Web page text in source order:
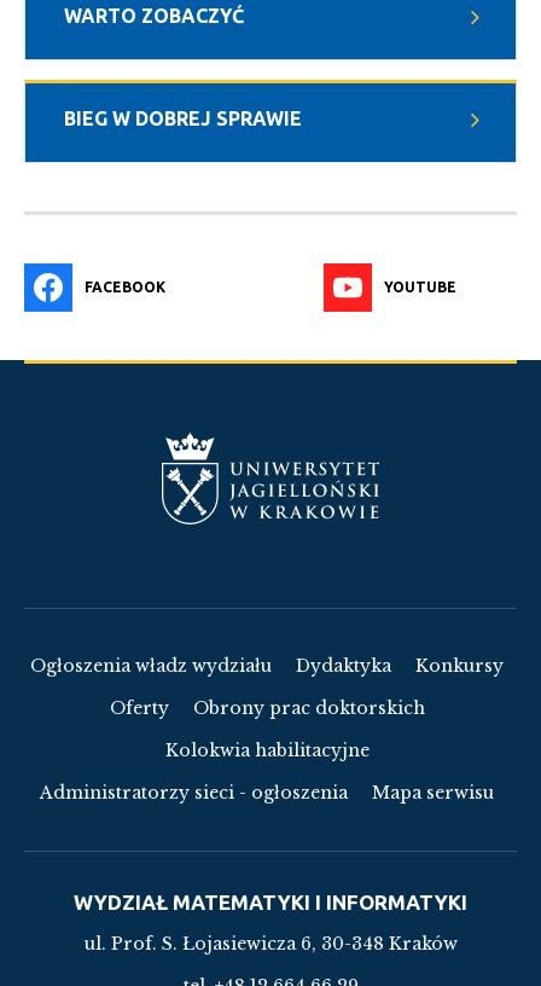
WARTO ZOBACZYĆ
BIEG W DOBREJ SPRAWIE
FACEBOOK YOUTUBE
Ogłoszenia władz wydziału Dydaktyka
Konkursy
Oferty
Obrony prac doktorskich
Kolokwia habilitacyjne
Administratorzy sieci - ogłoszenia
Mapa serwisu
WYDZIAŁ MATEMATYKI I INFORMATYKI
ul. Prof. S. Łojasiewicza 6, 30-348 Kraków